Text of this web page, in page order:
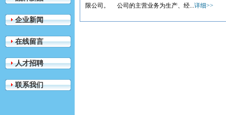
企业新闻
在线留言
人才招聘
联系我们
限公司。 公司的主营业务为生产、经...详细>>